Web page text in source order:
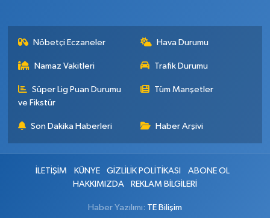
Nöbetçi Eczaneler Hava Durumu
Namaz Vakitleri Trafik Durumu
Süper Lig Puan Durumu
ve Fikstür
Tüm Manşetler
Son Dakika Haberleri Haber Arşivi
İLETİŞİM KÜNYE GİZLİLİK POLİTİKASI
ABONE OL
HAKKIMIZDA
REKLAM BİLGİLERİ
Haber Yazılımı: TE Bilişim